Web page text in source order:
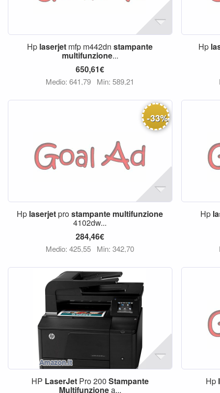
Hp laserjet mfp m442dnstampante
multifunzione...
650,61€
Medio: 641,79 Min: 589,21
Hp
-33%
Hp laserjetprostampante multifunzione
4102dw...
284,46€
Medio: 425,55 Min: 342,70
Hp
HP LaserJetPro 200 Stampante
Multifunzionea...
Hp